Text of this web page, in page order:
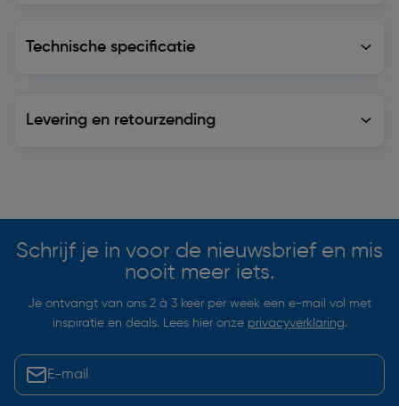
Technische specificatie
Levering en retourzending
Schrijf je in voor de nieuwsbrief en mis
nooit meer iets.
Je ontvangt van ons 2 à 3 keer per week een e-mail vol met
inspiratie en deals. Lees hier onze privacyverklaring.